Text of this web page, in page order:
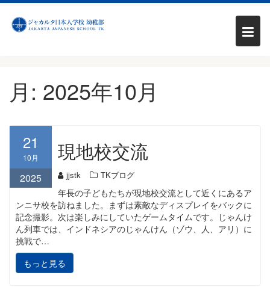
content月: 2025年10月
21
10月
2025
現地校交流
jjstk TKブログ
年長の子どもたちが現地校交流として近くにあるア
ンニサ校を訪ねました。まずは素敵なディスプレイをバックに
記念撮影。次は楽しみにしていたゲームタイムです。じゃんけ
ん列車では、インドネシアのじゃんけん（ゾウ、人、アリ）に
挑戦で…
もっと見る